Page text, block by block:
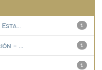
1
1
- ...
1